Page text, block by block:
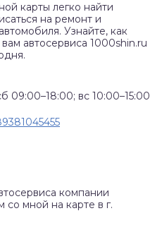
карты легко найти
на ремонт и
Узнайте, как
автосервиса 1000shin.ru
09:00–18:00; вс 10:00–15:00
компании
мной на карте в г.